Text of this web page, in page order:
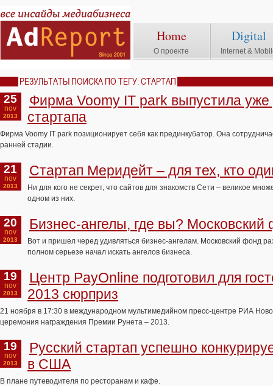
Home
О проекте
Digital
Internet &
РЕЗУЛЬТАТЫ ПОИСКА ПО ТЕГУ: СТАРТАП
25
nov
2013
Фирма Voomy IT park выпустила
стартапа
Фирма Voomy IT park позиционирует себя как прединкубатор. Она
ранней стадии.
21
nov
2013
Стартап Меридейт – для тех, кто
Ни для кого не секрет, что сайтов для знакомств Сети – великое
одном из них.
20
nov
2013
Бизнес-ангелы, где вы?
Вот и пришел черед удивляться бизнес-ангелам. Московский фонд
полном серьезе начал искать ангелов бизнеса.
19
nov
2013
Центр PayOnline подготовил для
2013 сюрприз
21 ноября в 17:30 в международном мультимедийном пресс-центре РИА
церемония награждения Премии Рунета – 2013.
19
nov
2013
Русский стартап успешно
в США
В плане путеводителя по ресторанам и кафе.